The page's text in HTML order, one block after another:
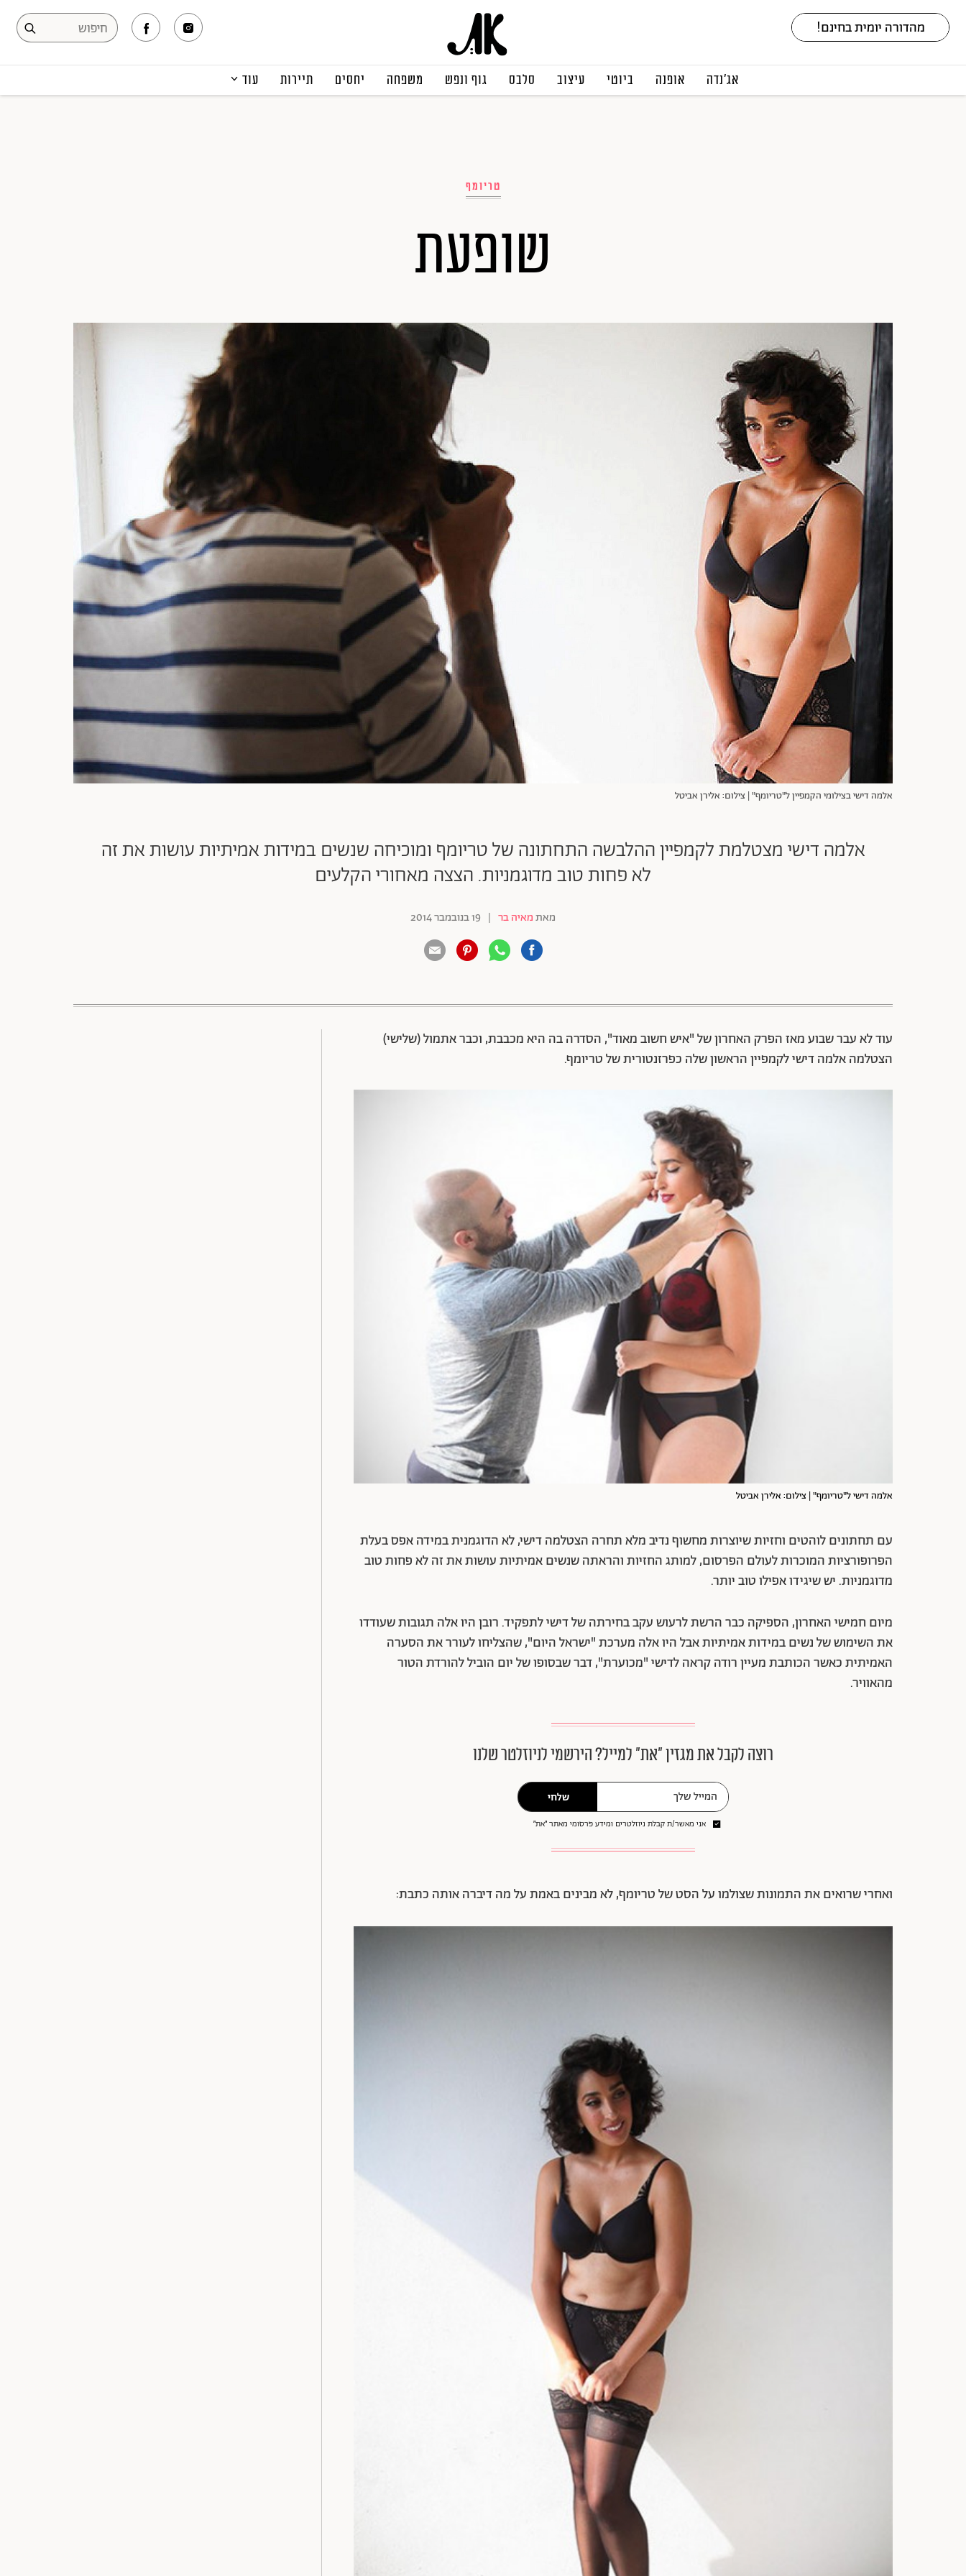
אג׳נדה אופנה ביוטי עיצוב סלבס גוף ונפש משפחה יחסים תיירות עוד
טריומף
שופעת
אלמה דישי בצילומי הקמפיין ל"טריומף" | צילום: אלירן אביטל
אלמה דישי מצטלמת לקמפיין ההלבשה התחתונה של טריומף ומוכיחה שנשים במידות אמיתיות עושות את זה
לא פחות טוב מדוגמניות. הצצה מאחורי הקלעים
מאתמאיה בר | 19 בנובמבר 2014
עוד לא עבר שבוע מאז הפרק האחרון של "איש חשוב מאוד", הסדרה בה היא מכבבת, וכבר אתמול (שלישי)
הצטלמה אלמה דישי לקמפיין הראשון שלה כפרזנטורית של טריומף.
אלמה דישי ל"טריומף" | צילום: אלירן אביטל
עם תחתונים לוהטים וחזיות שיוצרות מחשוף נדיב מלא תחרה הצטלמה דישי, לא הדוגמנית במידה אפס בעלת
הפרופורציות המוכרות לעולם הפרסום, למותג החזיות והראתה שנשים אמיתיות עושות את זה לא פחות טוב
מדוגמניות. יש שיגידו אפילו טוב יותר.
מיום חמישי האחרון, הספיקה כבר הרשת לרעוש עקב בחירתה של דישי לתפקיד. רובן היו אלה תגובות שעודדו
את השימוש של נשים במידות אמיתיות אבל היו אלה מערכת "ישראל היום", שהצליחו לעורר את הסערה
האמיתית כאשר הכותבת מעיין רודה קראה לדישי "מכוערת", דבר שבסופו של יום הוביל להורדת הטור
מהאוויר.
רוצה לקבל את מגזין ״את״ למייל? הירשמי לניוזלטר שלנו
שלחי
אני מאשר/ת קבלת ניוזלטרים ומידע פרסומי מאתר ״את״
ואחרי שרואים את התמונות שצולמו על הסט של טריומף, לא מבינים באמת על מה דיברה אותה כתבת: